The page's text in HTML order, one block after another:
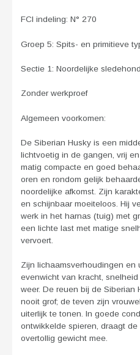
FCI indeling: N° 270
Groep 5: Spits- en primitieve
Sectie 1: Noordelijke
Zonder werkproef
Algemeen voorkomen:
De Siberian Husky is een
lichtvoetig in de gangen, vrij
matig compacte en goed
oren en rondom gelijk
noordelijke afkomst. Zijn
en schijnbaar moeiteloos. Hij
werk in het harnas (tuig) met
een lichte last met matige
vervoert.
Zijn lichaamsverhoudingen en
evenwicht van kracht,
weer. De reuen bij de Siberian
nooit grof; de teven zijn
uiterlijk te tonen. In goede
ontwikkelde spieren, draagt
overtollig gewicht mee.